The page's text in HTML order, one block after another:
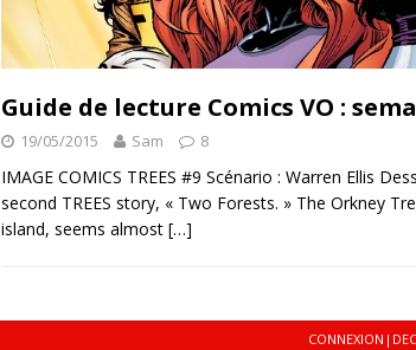
Guide de lecture Comics VO :
19/05/2015 Sam 8
IMAGE COMICS TREES #9 Scénario : Warren Ellis
second TREES story, « Two Forests. » The Orkney
island, seems almost […]